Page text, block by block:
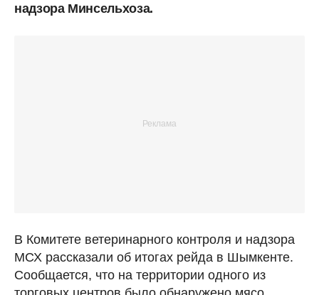
надзора Минсельхоза.
В Комитете ветеринарного контроля и надзора
МСХ рассказали об итогах рейда в Шымкенте.
Сообщается, что на территории одного из